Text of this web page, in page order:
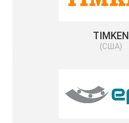
TIMKEN
(США)